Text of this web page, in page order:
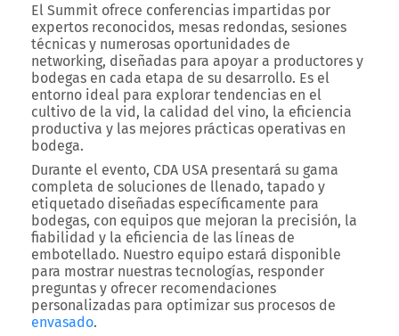
El Summit ofrece conferencias impartidas por
expertos reconocidos, mesas redondas, sesiones
técnicas y numerosas oportunidades de
networking, diseñadas para apoyar a productores y
bodegas en cada etapa de su desarrollo. Es el
entorno ideal para explorar tendencias en el
cultivo de la vid, la calidad del vino, la eficiencia
productiva y las mejores prácticas operativas en
bodega.
Durante el evento, CDA USA presentará su gama
completa de soluciones de llenado, tapado y
etiquetado diseñadas específicamente para
bodegas, con equipos que mejoran la precisión, la
fiabilidad y la eficiencia de las líneas de
embotellado. Nuestro equipo estará disponible
para mostrar nuestras tecnologías, responder
preguntas y ofrecer recomendaciones
personalizadas para optimizar sus procesos de
envasado.